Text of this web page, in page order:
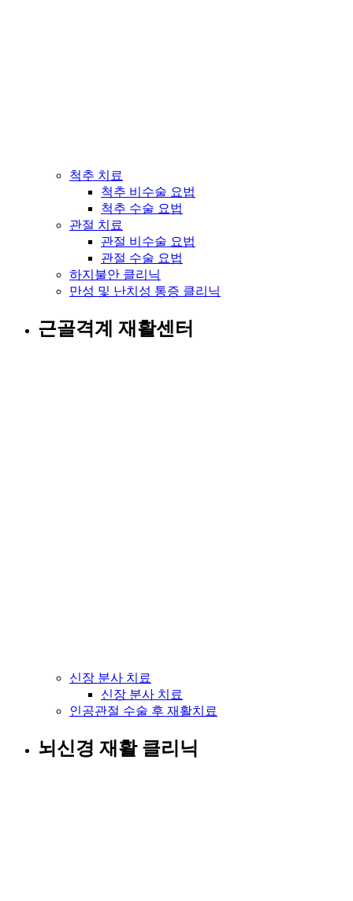
척추 치료
척추 비수술 요법
척추 수술 요법
관절 치료
관절 비수술 요법
관절 수술 요법
하지불안 클리닉
만성 및 난치성 통증 클리닉
근골격계 재활센터
신장 분사 치료
신장 분사 치료
인공관절 수술 후 재활치료
뇌신경 재활 클리닉